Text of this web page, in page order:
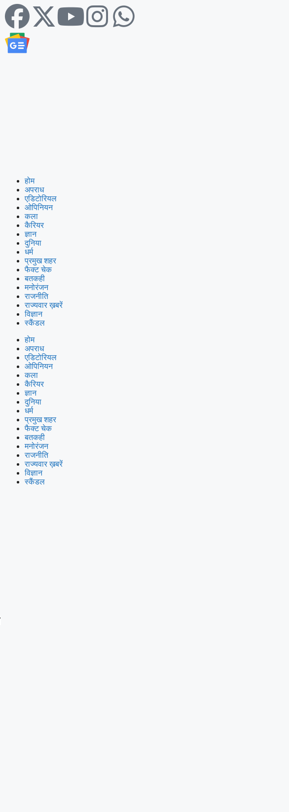
होम
अपराध
एडिटोरियल
ओपिनियन
कला
कैरियर
ज्ञान
दुनिया
धर्म
प्रमुख शहर
फैक्ट चेक
बतकही
मनोरंजन
राजनीति
राज्यवार ख़बरें
विज्ञान
स्कैंडल
होम
अपराध
एडिटोरियल
ओपिनियन
कला
कैरियर
ज्ञान
दुनिया
धर्म
प्रमुख शहर
फैक्ट चेक
बतकही
मनोरंजन
राजनीति
राज्यवार ख़बरें
विज्ञान
स्कैंडल